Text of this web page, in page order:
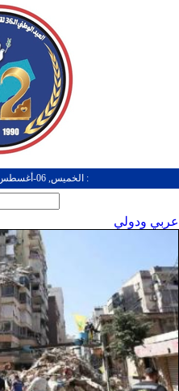
: الخميس, 06-أغسطس-2026 الساعة: 07:56 م
عربي ودولي